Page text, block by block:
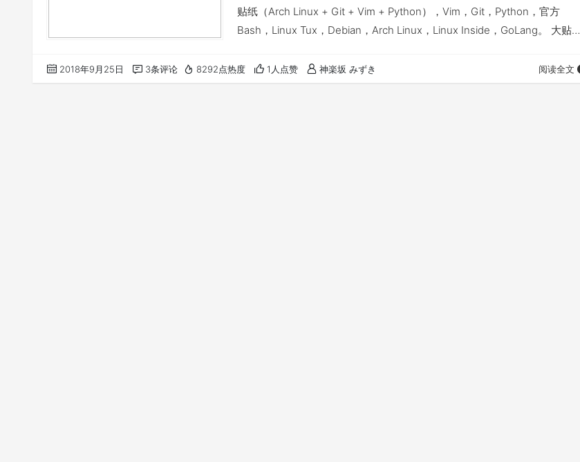
贴纸（Arch Linux + Git + Vim + Python），Vim，Git，Python，官方
Bash，Linux Tux，Debian，Arch Linux，Linux Inside，GoLang。 大贴纸
程序员不要错过。我撸了两套。 我的AFF：点击这里，好像是走AF…
2018年9月25日 3条评论 8292点热度 1人点赞 神楽坂 みずき 阅读全文